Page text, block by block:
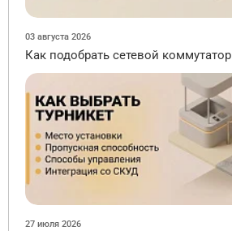
03 августа 2026
Как подобрать сетевой коммутатор
27 июля 2026